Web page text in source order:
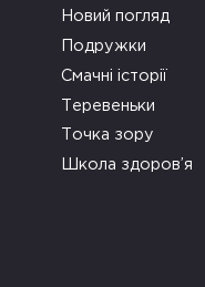
Новий погляд
Подружки
Смачні історії
Теревеньки
Точка зору
Школа здоров’я